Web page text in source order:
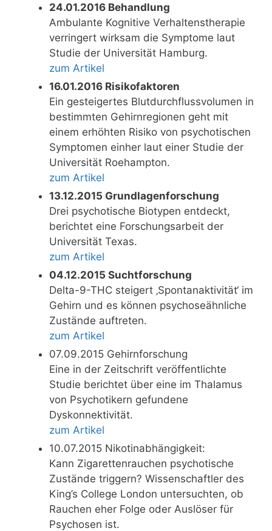
24.01.2016 Behandlung
Ambulante Kognitive Verhaltenstherapie
verringert wirksam die Symptome laut
Studie der Universität Hamburg.
zum Artikel
16.01.2016 Risikofaktoren
Ein gesteigertes Blutdurchflussvolumen in
bestimmten Gehirnregionen geht mit
einem erhöhten Risiko von psychotischen
Symptomen einher laut einer Studie der
Universität Roehampton.
zum Artikel
13.12.2015 Grundlagenforschung
Drei psychotische Biotypen entdeckt,
berichtet eine Forschungsarbeit der
Universität Texas.
zum Artikel
04.12.2015 Suchtforschung
Delta-9-THC steigert ‚Spontanaktivität‘ im
Gehirn und es können psychoseähnliche
Zustände auftreten.
zum Artikel
07.09.2015 Gehirnforschung
Eine in der Zeitschrift veröffentlichte
Studie berichtet über eine im Thalamus
von Psychotikern gefundene
Dyskonnektivität.
zum Artikel
10.07.2015 Nikotinabhängigkeit:
Kann Zigarettenrauchen psychotische
Zustände triggern? Wissenschaftler des
King’s College London untersuchten, ob
Rauchen eher Folge oder Auslöser für
Psychosen ist.